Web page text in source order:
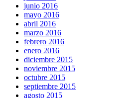
junio 2016
mayo 2016
abril 2016
marzo 2016
febrero 2016
enero 2016
diciembre 2015
noviembre 2015
octubre 2015
septiembre 2015
agosto 2015